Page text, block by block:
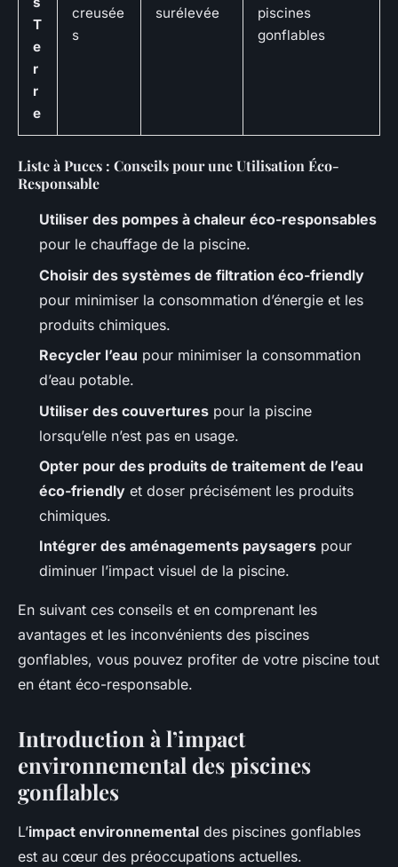
T
e
r
r
e
creusée
s
surélevée
piscines
gonflables
Liste à Puces : Conseils pour une Utilisation Éco-
Responsable
Utiliser des pompes à chaleur éco-responsables
pour le chauffage de la piscine.
Choisir des systèmes de filtration éco-friendly
pour minimiser la consommation d’énergie et les
produits chimiques.
Recycler l’eau pour minimiser la consommation
d’eau potable.
Utiliser des couvertures pour la piscine
lorsqu’elle n’est pas en usage.
Opter pour des produits de traitement de l’eau
éco-friendly et doser précisément les produits
chimiques.
Intégrer des aménagements paysagers pour
diminuer l’impact visuel de la piscine.
En suivant ces conseils et en comprenant les
avantages et les inconvénients des piscines
gonflables, vous pouvez profiter de votre piscine tout
en étant éco-responsable.
Introduction à l’impact
environnemental des piscines
gonflables
L’impact environnemental des piscines gonflables
est au cœur des préoccupations actuelles.